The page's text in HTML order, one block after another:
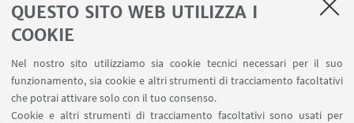
QUESTO SITO WEB UTILIZZA I
COOKIE
Nel nostro sito utilizziamo sia cookie tecnici necessari per il suo
funzionamento, sia cookie e altri strumenti di tracciamento facoltativi
che potrai attivare solo con il tuo consenso.
Cookie e altri strumenti di tracciamento facoltativi sono usati per
Clicca qui per accedere
In evidenza